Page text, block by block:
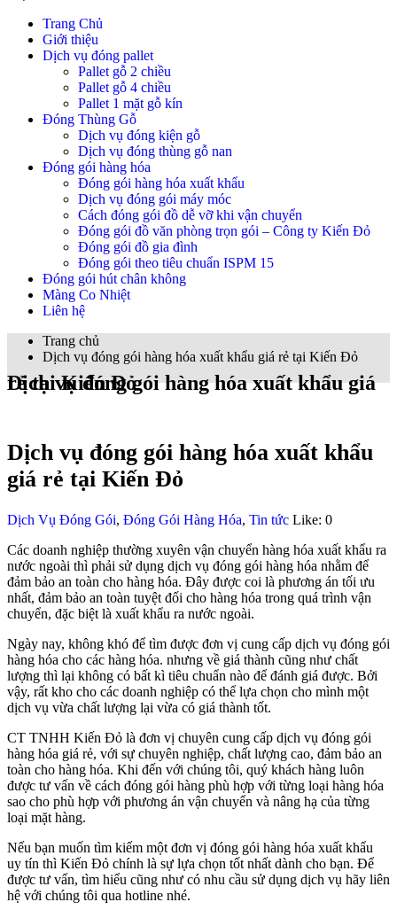
Trang Chủ
Giới thiệu
Dịch vụ đóng pallet
Pallet gỗ 2 chiều
Pallet gỗ 4 chiều
Pallet 1 mặt gỗ kín
Đóng Thùng Gỗ
Dịch vụ đóng kiện gỗ
Dịch vụ đóng thùng gỗ nan
Đóng gói hàng hóa
Đóng gói hàng hóa xuất khẩu
Dịch vụ đóng gói máy móc
Cách đóng gói đồ dễ vỡ khi vận chuyển
Đóng gói đồ văn phòng trọn gói – Công ty Kiến Đỏ
Đóng gói đồ gia đình
Đóng gói theo tiêu chuẩn ISPM 15
Đóng gói hút chân không
Màng Co Nhiệt
Liên hệ
Trang chủ
Dịch vụ đóng gói hàng hóa xuất khẩu giá rẻ tại Kiến Đỏ
Dịch vụ đóng gói hàng hóa xuất khẩu giá rẻ tại Kiến Đỏ
Dịch vụ đóng gói hàng hóa xuất khẩu
giá rẻ tại Kiến Đỏ
Dịch Vụ Đóng Gói, Đóng Gói Hàng Hóa, Tin tức Like: 0
Các doanh nghiệp thường xuyên vận chuyển hàng hóa xuất khẩu ra
nước ngoài thì phải sử dụng dịch vụ đóng gói hàng hóa nhằm để
đảm bảo an toàn cho hàng hóa. Đây được coi là phương án tối ưu
nhất, đảm bảo an toàn tuyệt đối cho hàng hóa trong quá trình vận
chuyển, đặc biệt là xuất khẩu ra nước ngoài.
Ngày nay, không khó để tìm được đơn vị cung cấp dịch vụ đóng gói
hàng hóa cho các hàng hóa. nhưng về giá thành cũng như chất
lượng thì lại không có bất kì tiêu chuẩn nào để đánh giá được. Bởi
vậy, rất kho cho các doanh nghiệp có thể lựa chọn cho mình một
dịch vụ vừa chất lượng lại vừa có giá thành tốt.
CT TNHH Kiến Đỏ là đơn vị chuyên cung cấp dịch vụ đóng gói
hàng hóa giá rẻ, với sự chuyên nghiệp, chất lượng cao, đảm bảo an
toàn cho hàng hóa. Khi đến với chúng tôi, quý khách hàng luôn
được tư vấn về cách đóng gói hàng phù hợp với từng loại hàng hóa
sao cho phù hợp với phương án vận chuyển và nâng hạ của từng
loại mặt hàng.
Nếu bạn muốn tìm kiếm một đơn vị đóng gói hàng hóa xuất khẩu
uy tín thì Kiến Đỏ chính là sự lựa chọn tốt nhất dành cho bạn. Để
được tư vấn, tìm hiểu cũng như có nhu cầu sử dụng dịch vụ hãy liên
hệ với chúng tôi qua hotline nhé.